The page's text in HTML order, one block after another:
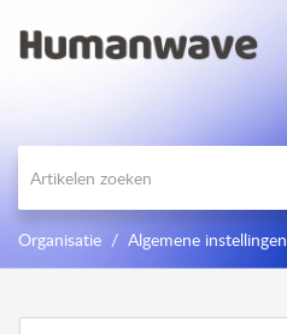
Organisatie Algemene instellingen